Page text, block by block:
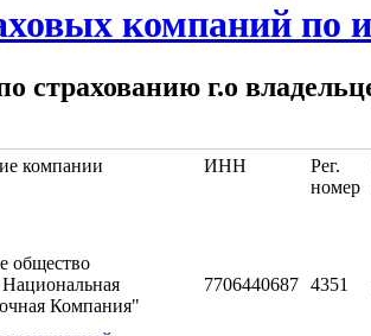
компаний по
страхованию г.о
компании ИНН
Рег.
номер
общество
Компания"
7706440687 4351